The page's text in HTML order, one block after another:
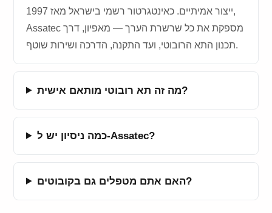
ייצור אמיתיים. כאינטגרטור רשמי בישראל מאז 1997,
Assatec מספקת את כל שרשרת הערך — מאפיון, דרך
תכנון התא הרובוטי, ועד התקנה, הדרכה ושירות שוטף.
מה זה תא רובוטי מותאם אישית?
כמה ניסיון יש ל-Assatec?
האם אתם מטפלים גם בקובוטים?